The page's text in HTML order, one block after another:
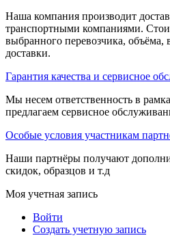
Наша компания производит
транспортными компаниями.
выбранного перевозчика, объёма,
доставки.
Гарантия качества и сервисное
Мы несем ответственность в
предлагаем сервисное
Особые условия участникам
Наши партнёры получают
скидок, образцов и т.д
Моя учетная запись
Войти
Создать учетную запись